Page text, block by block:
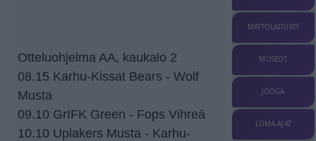
Otteluohjelma AA, kaukalo 2
08.15 Karhu-Kissat Bears - Wolf
Musta
09.10 GrIFK Green - Fops Vihreä
10.10 Uplakers Musta - Karhu-
MATTOLAITURIT
MUSEOT
JOOGA
LOMA-AJAT